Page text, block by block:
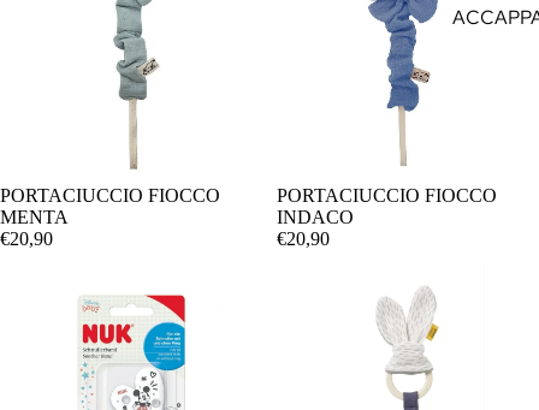
AGGIUNGI
PORTACIUCCIO FIOCCO
MENTA
€20,90
PORTACIUCCIO FIOCCO
INDACO
€20,90